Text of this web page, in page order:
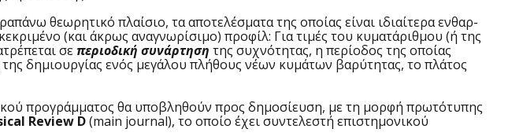
θεωρητικό πλαίσιο, τα αποτελέσματα της οποίας είναι ιδιαίτερα ενθαρ-
(και άκρως αναγνωρίσιμο) προφίλ: Για τιμές του κυματάριθμου (ή της
σεπεριοδική συνάρτηση της συχνότητας, η περίοδος της οποίας
δημιουργίας ενός μεγάλου πλήθους νέων κυμάτων βαρύτητας, το πλάτος
προγράμματος θα υποβληθούν προς δημοσίευση, με τη μορφή πρωτότυπης
Review D(main journal), το οποίο έχει συντελεστή επιστημονικού